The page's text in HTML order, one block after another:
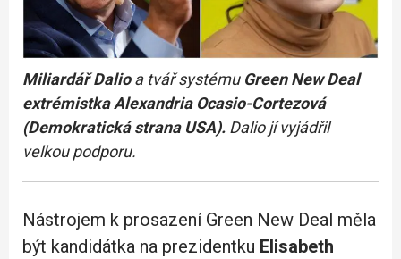
Miliardář Dalioa tvář systému Green New Deal
extrémistka Alexandria Ocasio-Cortezová
(Demokratická strana USA). Dalio jí vyjádřil
velkou podporu.
Nástrojem k prosazení Green New Deal měla
být kandidátka na prezidentku Elisabeth